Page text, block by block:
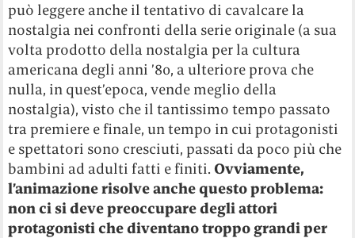
può leggere anche il tentativo di cavalcare la
nostalgia nei confronti della serie originale (a sua
volta prodotto della nostalgia per la cultura
americana degli anni ’80, a ulteriore prova che
nulla, in quest’epoca, vende meglio della
nostalgia), visto che il tantissimo tempo passato
tra premiere e finale, un tempo in cui protagonisti
e spettatori sono cresciuti, passati da poco più che
bambini ad adulti fatti e finiti.Ovviamente,
l’animazione risolve anche questo problema:
non ci si deve preoccupare degli attori
protagonisti che diventano troppo grandi per